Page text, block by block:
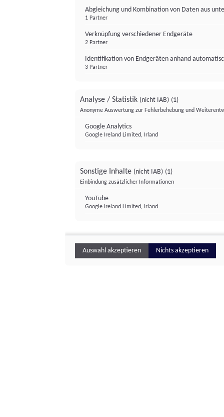
Abgleichung und Kombination von Daten aus
1 Partner
Verknüpfung verschiedener Endgeräte
2 Partner
Identifikation von Endgeräten anhand
3 Partner
Analyse / Statistik (nicht IAB) (1)
Anonyme Auswertung zur Fehlerbehebung und
Google Analytics
Google Ireland Limited, Irland
Sonstige Inhalte (nicht IAB) (1)
Einbindung zusätzlicher Informationen
YouTube
Google Ireland Limited, Irland
Auswahl akzeptieren Nichts akzeptieren